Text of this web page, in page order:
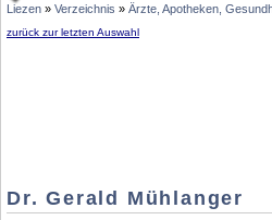
Liezen » Verzeichnis » Ärzte, Apotheken,
zurück zur letzten Auswahl
Dr. Gerald Mühlanger